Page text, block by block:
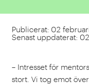
Publicerat: 02
Senast uppdaterat:
– Intresset för
stort. Vi tog emot